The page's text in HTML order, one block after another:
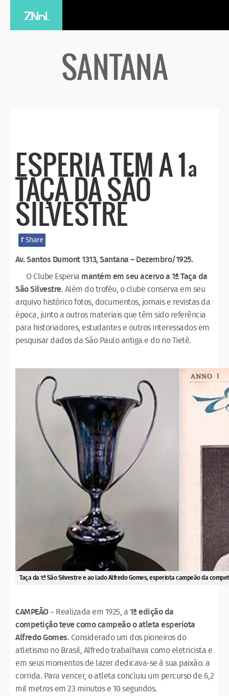
SANTANA
ESPERIA TEM A 1ª
TAÇA DA SÃO
SILVESTRE
f Share
Av. Santos Dumont 1313, Santana – Dezembro/1925.
O Clube Esperia mantém em seu acervo a 1ª Taça da
São Silvestre. Além do troféu, o clube conserva em seu
arquivo histórico fotos, documentos, jornais e revistas da
época, junto a outros materiais que têm sido referência
para historiadores, estudantes e outros interessados em
pesquisar dados da São Paulo antiga e do rio Tietê.
Taça da 1ª São Silvestre e ao lado Alfredo Gomes, esperiota campeão da
CAMPEÃO– Realizada em 1925, a1ª edição da
competição teve como campeão o atleta esperiota
Alfredo Gomes. Considerado um dos pioneiros do
atletismo no Brasil, Alfredo trabalhava como eletricista e
em seus momentos de lazer dedicava-se à sua paixão: a
corrida. Para vencer, o atleta concluiu um percurso de 6,2
mil metros em 23 minutos e 10 segundos.